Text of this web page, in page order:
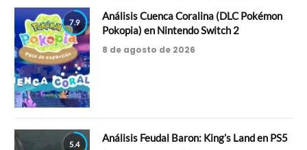
7.9
Análisis Cuenca Coralina (DLC Pokémon
Pokopia) en Nintendo Switch 2
8 de agosto de 2026
5.4
Análisis Feudal Baron: King’s Land en PS5